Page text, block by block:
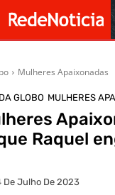
Mulheres Apaixonadas
GLOBO MULHERES
Raquel
De Julho De 2023